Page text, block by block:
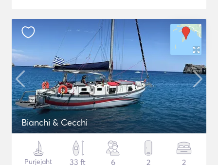
Bianchi & Cecchi
Purjejaht
33 ft
6 2 2